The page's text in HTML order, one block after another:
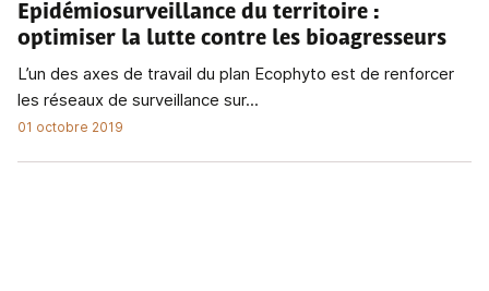
Epidémiosurveillance du territoire :
optimiser la lutte contre les bioagresseurs
L’un des axes de travail du plan Ecophyto est de renforcer
les réseaux de surveillance sur...
01 octobre 2019